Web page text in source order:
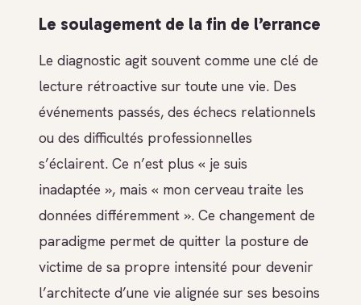
Le soulagement de la fin de l’errance
Le diagnostic agit souvent comme une clé de
lecture rétroactive sur toute une vie. Des
événements passés, des échecs relationnels
ou des difficultés professionnelles
s’éclairent. Ce n’est plus « je suis
inadaptée », mais « mon cerveau traite les
données différemment ». Ce changement de
paradigme permet de quitter la posture de
victime de sa propre intensité pour devenir
l’architecte d’une vie alignée sur ses besoins